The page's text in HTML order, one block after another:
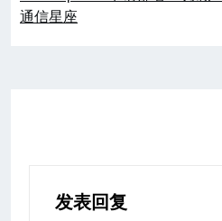
通信星座
发表回复